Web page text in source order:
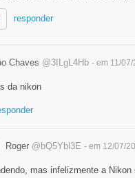
responder
Chaves @3ILgL4Hb - em 11/07/
da nikon
Roger @bQ5Ybl3E - em 12/07/
mas infelizmente a Nikon